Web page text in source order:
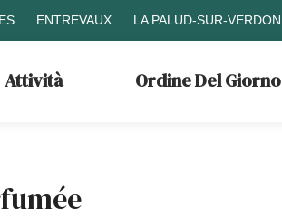
ENTREVAUX LA PALUD-SUR-VERDON
Attività Ordine Del Giorno